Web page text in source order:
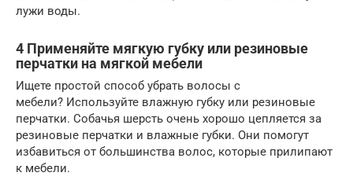
лужи воды.
4 Применяйте мягкую губку или резиновые
перчатки на мягкой мебели
Ищете простой способ убрать волосы с
мебели? Используйте влажную губку или резиновые
перчатки. Собачья шерсть очень хорошо цепляется за
резиновые перчатки и влажные губки. Они помогут
избавиться от большинства волос, которые прилипают
к мебели.